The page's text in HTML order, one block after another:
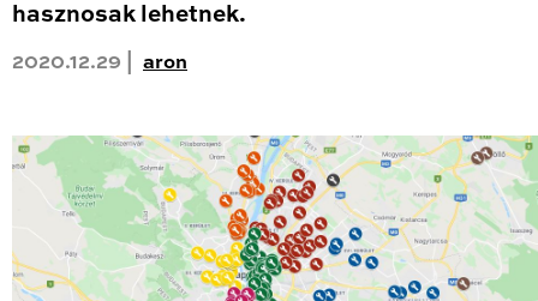
hasznosak lehetnek.
2020.12.29 | aron